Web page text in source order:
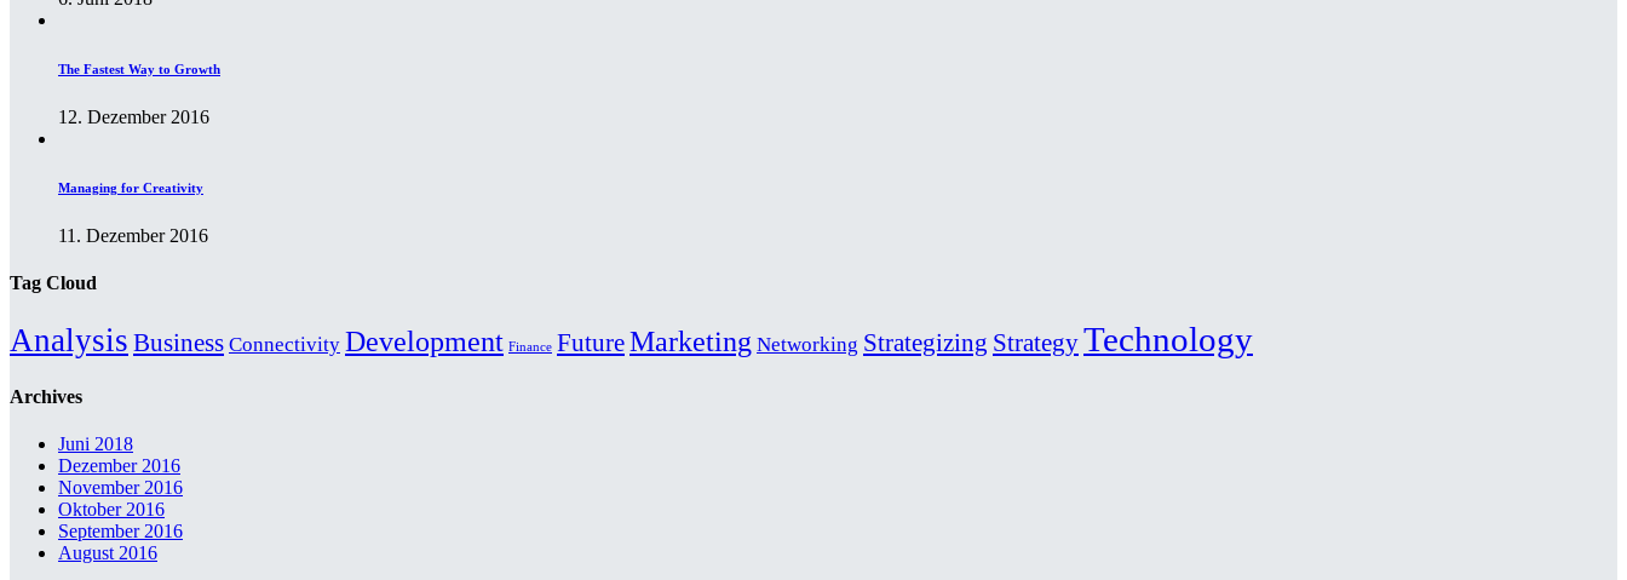
The Fastest Way to Growth
12. Dezember 2016
Managing for Creativity
11. Dezember 2016
Tag Cloud
Analysis Business Connectivity Development Finance FutureMarketing Networking Strategizing StrategyTechnology
Archives
Juni 2018
Dezember 2016
November 2016
Oktober 2016
September 2016
August 2016